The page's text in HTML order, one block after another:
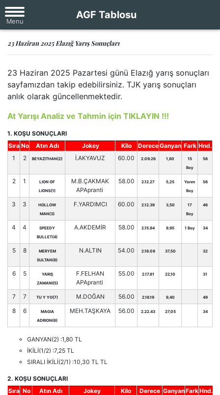
AGF Tablosu
23 Haziran 2025 Elazığ Yarış Sonuçları
23 Haziran 2025 Pazartesi günü Elazığ yarış sonuçları
sayfamızdan takip edebilirsiniz. TJK yarış sonuçları
anlık olarak güncellenmektedir.
At Yarışı Analiz ve Tahmin için TIKLAYIN !!!
1. KOŞU SONUÇLARI
Sıra No Atın Adı Jokey Kilo DereceGanyan Fark Hnd.
1
2 BEYAZITHAN(2) İ.AKYAVUZ 60.00 2.09.26 1,80
15
Boy
56
2 1
LION OF
LIONS(1)
M.B.ÇAKMAK
APApranti
58.00 2.12.27 5,25
Yarım
Boy
56
3 3
HOLLOW
MAN(3)
F.YARDIMCI 60.00 2.12.39 3,50
17
Boy
46
4 4
SPEEDY
BULLET(4)
A.AKDEMİR 58.00 2.15.84 9,95 1 Boy 34
5 8
MERYEM
SULTAN(8)
N.ALTIN 54.00 2.16.08 37,50 32
6 5
YARIŞ
ZAMANI(5)
F.FELHAN
APApranti
55.00 2.17.81 22,10 31
7 7 TU Y YO(7) M.DOĞAN 56.00 2.18.19 9,40 49
8 6
MAGIA
ADRION(6)
MEH.TAŞKAYA 56.00 2.22.43 27,05 34
GANYAN(2) :1,80 TL
İKİLİ(1/2) :7,25 TL
SIRALI İKİLİ(2/1) :10,30 TL TL
2. KOŞU SONUÇLARI
Sıra No Atın Adı Jokey Kilo Derece GanyanFarkHnd.